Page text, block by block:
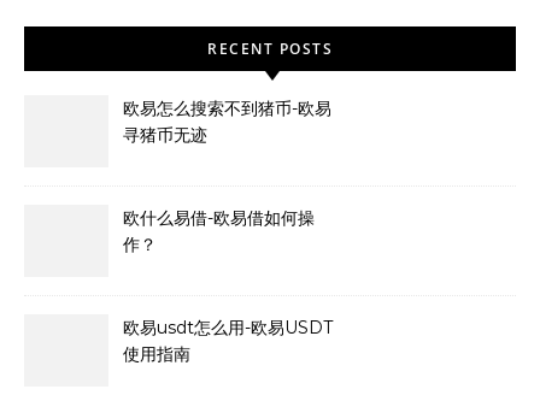
RECENT POSTS
欧易怎么搜索不到猪币-欧易
寻猪币无迹
欧什么易借-欧易借如何操
作？
欧易usdt怎么用-欧易USDT
使用指南